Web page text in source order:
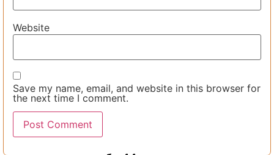
Website
Save my name, email, and website in this browser for
the next time I comment.